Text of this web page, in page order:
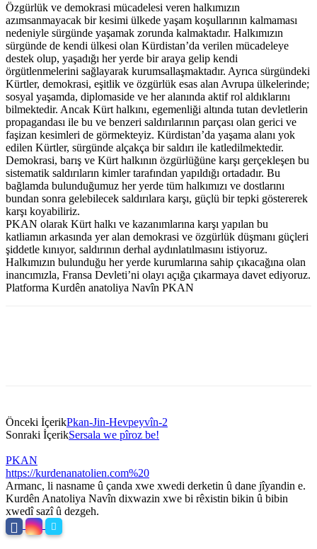
Özgürlük ve demokrasi mücadelesi veren halkımızın
azımsanmayacak bir kesimi ülkede yaşam koşullarının kalmaması
nedeniyle sürgünde yaşamak zorunda kalmaktadır. Halkımızın
sürgünde de kendi ülkesi olan Kürdistan’da verilen mücadeleye
destek olup, yaşadığı her yerde bir araya gelip kendi
örgütlenmelerini sağlayarak kurumsallaşmaktadır. Ayrıca sürgündeki
Kürtler, demokrasi, eşitlik ve özgürlük esas alan Avrupa ülkelerinde;
sosyal yaşamda, diplomaside ve her alanında aktif rol aldıklarını
bilmektedir. Ancak Kürt halkını, egemenliği altında tutan devletlerin
propagandası ile bu ve benzeri saldırılarının parçası olan gerici ve
faşizan kesimleri de görmekteyiz. Kürdistan’da yaşama alanı yok
edilen Kürtler, sürgünde alçakça bir saldırı ile katledilmektedir.
Demokrasi, barış ve Kürt halkının özgürlüğüne karşı gerçekleşen bu
sistematik saldırıların kimler tarafından yapıldığı ortadadır. Bu
bağlamda bulunduğumuz her yerde tüm halkımızı ve dostlarını
bundan sonra gelebilecek saldırılara karşı, güçlü bir tepki göstererek
karşı koyabiliriz.
PKAN olarak Kürt halkı ve kazanımlarına karşı yapılan bu
katliamın arkasında yer alan demokrasi ve özgürlük düşmanı güçleri
şiddetle kınıyor, saldırının derhal aydınlatılmasını istiyoruz.
Halkımızın bulunduğu her yerde kurumlarına sahip çıkacağına olan
inancımızla, Fransa Devleti’ni olayı açığa çıkarmaya davet ediyoruz.
Platforma Kurdên anatoliya Navîn PKAN
Önceki İçerikPkan-Jin-Hevpeyvîn-2
Sonraki İçerikSersala we pîroz be!
PKAN
https://kurdenanatolien.com%20
Armanc, li nasname û çanda xwe xwedi derketin û dane jîyandin e.
Kurdên Anatoliya Navîn dixwazin xwe bi rêxistin bikin û bibin
xwedî sazî û dezgeh.